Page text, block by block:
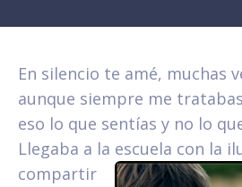
En silencio te amé, muchas
aunque siempre me
eso lo que sentías y no lo
Llegaba a la escuela con la
compartir